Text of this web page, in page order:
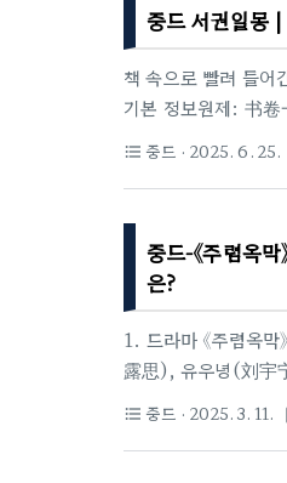
중드 서권일몽
책 속으로 빨려 들어
기본 정보원제: 书
아이치이 공동 제
명 서권일몽 뜻과 세
(서권일몽)》은 문
format_list_bulleted 중드 · 2025. 6. 25.
중드-《주렴옥
은?
1. 드라마 《주렴옥
露思), 유우녕(刘宇
의 상인이 되는 단
있게 다루었다.2. 제
format_list_bulleted 중드 · 2025. 3. 11.